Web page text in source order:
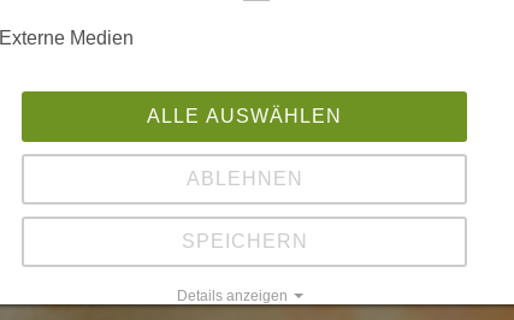
Externe Medien
ALLE AUSWÄHLEN
ABLEHNEN
SPEICHERN
Details anzeigen